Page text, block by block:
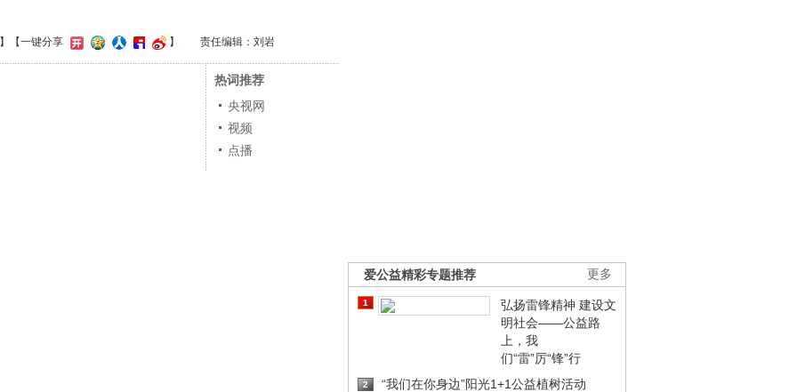
更多
爱公益精彩专题推荐
1
弘扬雷锋精神 建设文
明社会——公益路
上，我
们“雷”厉“锋”行
2 “我们在你身边”阳光1+1公益植树活动
】 【一键分享 】 责任编辑：刘岩
热词推荐
央视网
视频
点播